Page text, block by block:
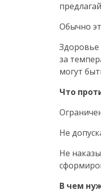
Обычно
Здоровье
за
могут
Что
Не
Не
В чем